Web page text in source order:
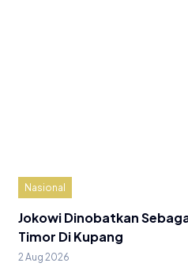
Nasional
Jokowi Dinobatkan
Timor Di Kupang
2 Aug 2026